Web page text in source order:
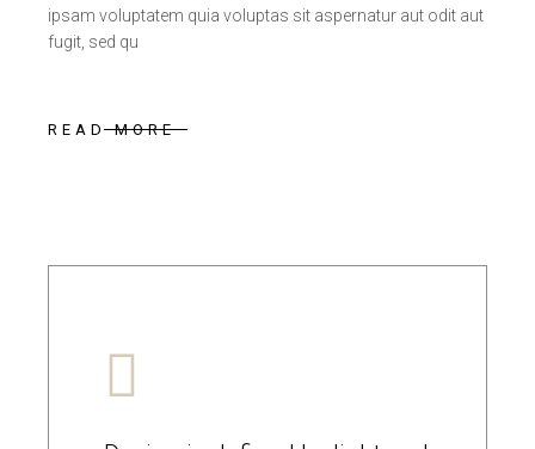
ipsam voluptatem quia voluptas sit aspernatur aut odit aut
fugit, sed qu
READ MORE